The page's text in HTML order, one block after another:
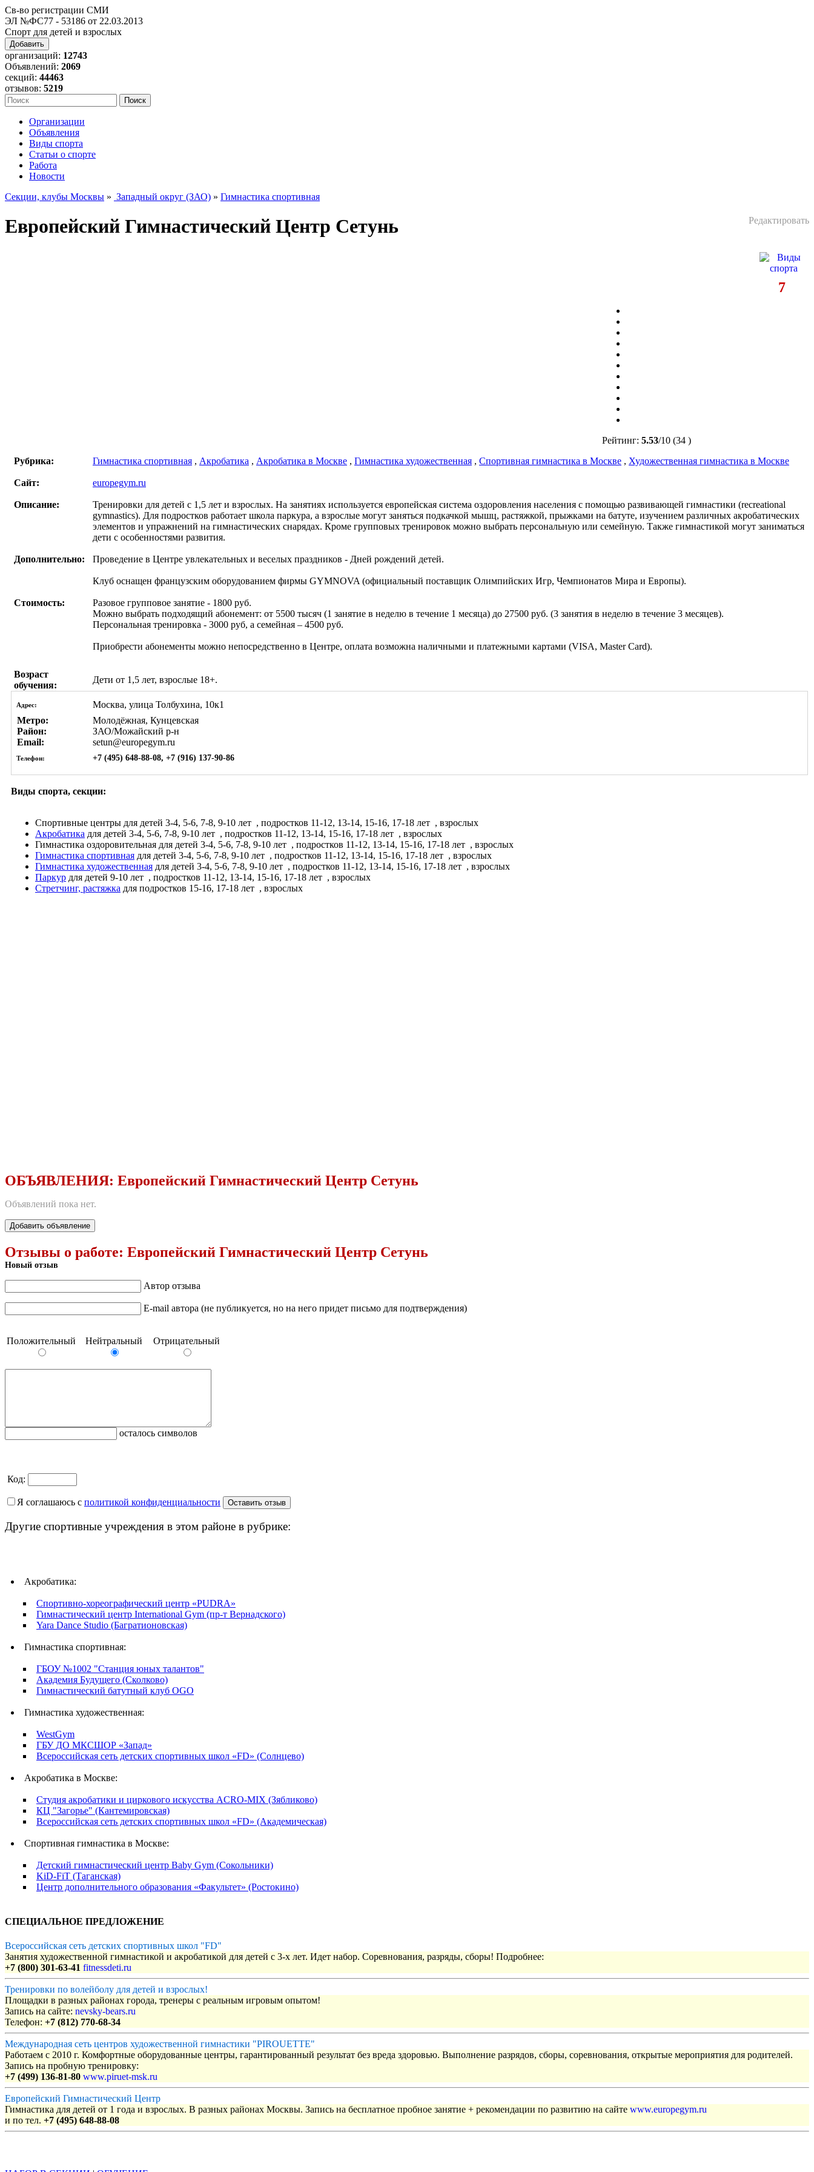
Св-во регистрации СМИ
ЭЛ №ФС77 - 53186 от 22.03.2013
Спорт для детей и взрослых
Добавить
организаций: 12743
Объявлений: 2069
секций: 44463
отзывов: 5219
Организации
Объявления
Виды спорта
Статьи о спорте
Работа
Новости
Секции, клубы Москвы » Западный округ (ЗАО) » Гимнастика спортивная
Редактировать
Европейский Гимнастический Центр Сетунь
7
Рейтинг: 5.53/10 (34 )
Рубрика:
Гимнастика спортивная , Акробатика , Акробатика в Москве , Гимнастика художественная , Спортивная гимнастика в Москве , Художественная гимнастика в Москве
Сайт: europegym.ru
Описание:
Тренировки для детей с 1,5 лет и взрослых. На занятиях используется европейская система оздоровления населения с помощью развивающей гимнастики (recreational
gymnastics). Для подростков работает школа паркура, а взрослые могут заняться подкачкой мышц, растяжкой, прыжками на батуте, изучением различных акробатических
элементов и упражнений на гимнастических снарядах. Кроме групповых тренировок можно выбрать персональную или семейную. Также гимнастикой могут заниматься
дети с особенностями развития.
Дополнительно: Проведение в Центре увлекательных и веселых праздников - Дней рождений детей.
Клуб оснащен французским оборудованием фирмы GYMNOVA (официальный поставщик Олимпийских Игр, Чемпионатов Мира и Европы).
Стоимость:
Разовое групповое занятие - 1800 руб.
Можно выбрать подходящий абонемент: от 5500 тысяч (1 занятие в неделю в течение 1 месяца) до 27500 руб. (3 занятия в неделю в течение 3 месяцев).
Персональная тренировка - 3000 руб, а семейная – 4500 руб.
Приобрести абонементы можно непосредственно в Центре, оплата возможна наличными и платежными картами (VISA, Master Card).
Возраст
обучения:
Дети от 1,5 лет, взрослые 18+.
Адрес:
Москва, улица Толбухина, 10к1
Метро:
Молодёжная, Кунцевская
Район:
ЗАО/Можайский р-н
Email:
setun@europegym.ru
Телефон: +7 (495) 648-88-08, +7 (916) 137-90-86
Виды спорта, секции:
Спортивные центры для детей 3-4, 5-6, 7-8, 9-10 лет , подростков 11-12, 13-14, 15-16, 17-18 лет , взрослых
Акробатика для детей 3-4, 5-6, 7-8, 9-10 лет , подростков 11-12, 13-14, 15-16, 17-18 лет , взрослых
Гимнастика оздоровительная для детей 3-4, 5-6, 7-8, 9-10 лет , подростков 11-12, 13-14, 15-16, 17-18 лет , взрослых
Гимнастика спортивная для детей 3-4, 5-6, 7-8, 9-10 лет , подростков 11-12, 13-14, 15-16, 17-18 лет , взрослых
Гимнастика художественная для детей 3-4, 5-6, 7-8, 9-10 лет , подростков 11-12, 13-14, 15-16, 17-18 лет , взрослых
Паркур для детей 9-10 лет , подростков 11-12, 13-14, 15-16, 17-18 лет , взрослых
Стретчинг, растяжка для подростков 15-16, 17-18 лет , взрослых
ОБЪЯВЛЕНИЯ: Европейский Гимнастический Центр Сетунь
Объявлений пока нет.
Добавить объявление
Отзывы о работе: Европейский Гимнастический Центр Сетунь
Новый отзыв
Автор отзыва
E-mail автора (не публикуется, но на него придет письмо для подтверждения)
Положительный Нейтральный Отрицательный
осталось символов
Код:
Я соглашаюсь с политикой конфиденциальности
Другие спортивные учреждения в этом районе в рубрике:
Акробатика:
Спортивно-хореографический центр «PUDRA»
Гимнастический центр International Gym (пр-т Вернадского)
Yara Dance Studio (Багратионовская)
Гимнастика спортивная:
ГБОУ №1002 "Станция юных талантов"
Академия Будущего (Сколково)
Гимнастический батутный клуб OGO
Гимнастика художественная:
WestGym
ГБУ ДО МКСШОР «Запад»
Всероссийская сеть детских спортивных школ «FD» (Солнцево)
Акробатика в Москве:
Студия акробатики и циркового искусства ACRO-MIX (Зябликово)
КЦ "Загорье" (Кантемировская)
Всероссийская сеть детских спортивных школ «FD» (Академическая)
Спортивная гимнастика в Москве:
Детский гимнастический центр Baby Gym (Сокольники)
KiD-FiT (Таганская)
Центр дополнительного образования «Факультет» (Ростокино)
СПЕЦИАЛЬНОЕ ПРЕДЛОЖЕНИЕ
Всероссийская сеть детских спортивных школ "FD"
Занятия художественной гимнастикой и акробатикой для детей с 3-х лет. Идет набор. Соревнования, разряды, сборы! Подробнее:
+7 (800) 301-63-41 fitnessdeti.ru
Тренировки по волейболу для детей и взрослых!
Площадки в разных районах города, тренеры с реальным игровым опытом!
Запись на сайте: nevsky-bears.ru
Телефон: +7 (812) 770-68-34
Международная сеть центров художественной гимнастики "PIROUETTE"
Работаем с 2010 г. Комфортные оборудованные центры, гарантированный результат без вреда здоровью. Выполнение разрядов, сборы, соревнования, открытые мероприятия для родителей.
Запись на пробную тренировку:
+7 (499) 136-81-80 www.piruet-msk.ru
Европейский Гимнастический Центр
Гимнастика для детей от 1 года и взрослых. В разных районах Москвы. Запись на бесплатное пробное занятие + рекомендации по развитию на сайте www.europegym.ru
и по тел. +7 (495) 648-88-08